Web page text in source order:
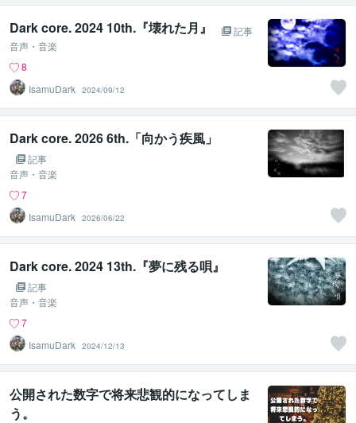
Dark core. 2024 10th.『壊れた月』
記事
音声・音楽
8
IsamuDark 2024/09/12
Dark core. 2026 6th.「向かう疾風」
記事
音声・音楽
7
IsamuDark 2026/06/22
Dark core. 2024 13th.『夢に残る唄』
記事
音声・音楽
7
IsamuDark 2024/12/13
公開された数字で将来悲観的になってしま
う。